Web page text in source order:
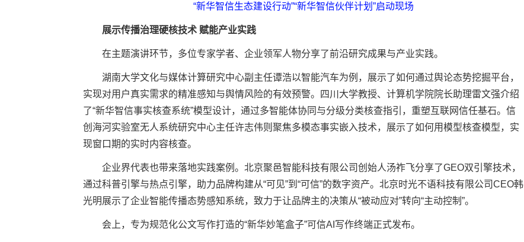
“新华智信生态建设行动”“新华智信伙伴计划”启动现场
展示传播治理硬核技术 赋能产业实践
在主题演讲环节，多位专家学者、企业领军人物分享了前沿研究成果与产业实践。
湖南大学文化与媒体计算研究中心副主任谭浩以智能汽车为例，展示了如何通过舆论态势挖掘平台，
实现对用户真实需求的精准感知与舆情风险的有效预警。四川大学教授、计算机学院院长助理雷文强介绍
了“新华智信事实核查系统”模型设计，通过多智能体协同与分级分类核查指引，重塑互联网信任基石。信
创海河实验室无人系统研究中心主任许志伟则聚焦多模态事实嵌入技术，展示了如何用模型核查模型，实
现窗口期的实时内容核查。
企业界代表也带来落地实践案例。北京聚邑智能科技有限公司创始人汤祚飞分享了GEO双引擎技术，
通过科普引擎与热点引擎，助力品牌构建从“可见”到“可信”的数字资产。北京时光不语科技有限公司CEO韩
光明展示了企业智能传播态势感知系统，致力于让品牌主的决策从“被动应对”转向“主动控制”。
会上，专为规范化公文写作打造的“新华妙笔盒子”可信AI写作终端正式发布。